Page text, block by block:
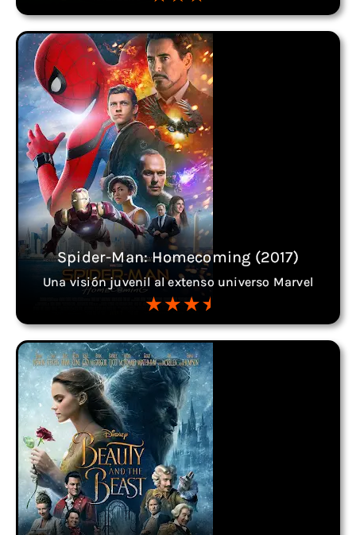
Spider-Man: Homecoming (2017)
Una visión juvenil al extenso universo Marvel